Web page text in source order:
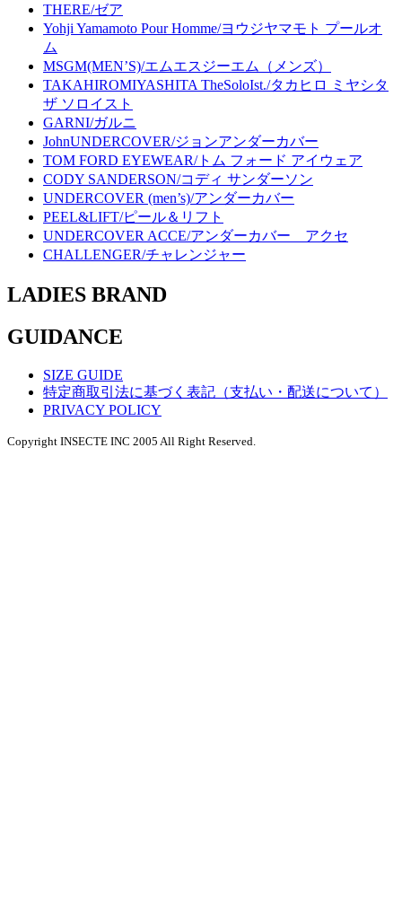
THERE/ゼア
Yohji Yamamoto Pour Homme/ヨウジヤマモト プールオ
ム
MSGM(MEN’S)/エムエスジーエム（メンズ）
TAKAHIROMIYASHITA TheSoloIst./タカヒロ ミヤシタ
ザ ソロイスト
GARNI/ガルニ
JohnUNDERCOVER/ジョンアンダーカバー
TOM FORD EYEWEAR/トム フォード アイウェア
CODY SANDERSON/コディ サンダーソン
UNDERCOVER (men’s)/アンダーカバー
PEEL&LIFT/ピール＆リフト
UNDERCOVER ACCE/アンダーカバー アクセ
CHALLENGER/チャレンジャー
LADIES BRAND
GUIDANCE
SIZE GUIDE
特定商取引法に基づく表記（支払い・配送について）
PRIVACY POLICY
Copyright INSECTE INC 2005 All Right Reserved.